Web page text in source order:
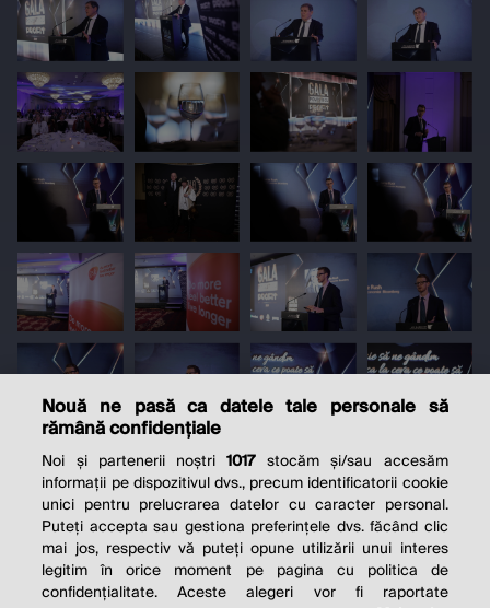
Nouă ne pasă ca datele tale personale să
rămână confidențiale
Noi și partenerii noștri1017 stocăm și/sau accesăm
informații pe dispozitivul dvs., precum identificatorii cookie
unici pentru prelucrarea datelor cu caracter personal.
Puteți accepta sau gestiona preferințele dvs. făcând clic
mai jos, respectiv vă puteți opune utilizării unui interes
legitim în orice moment pe pagina cu politica de
confidențialitate. Aceste alegeri vor fi raportate